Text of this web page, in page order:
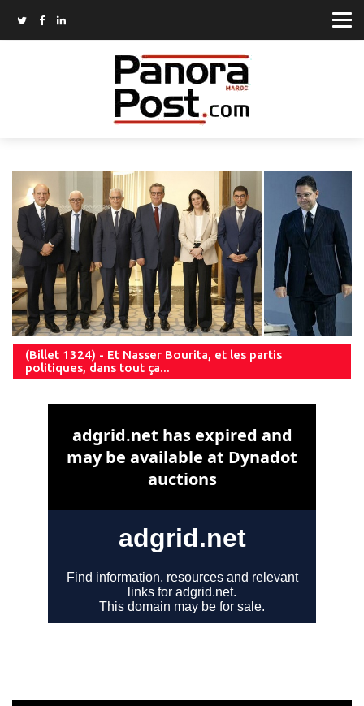
(Billet 1324) - Et Nasser Bourita, et les partis
politiques, dans tout ça...